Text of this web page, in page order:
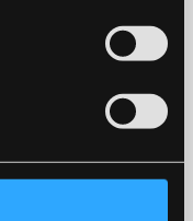
1929 / 1933
1933 / 1934